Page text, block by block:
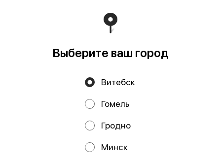
Свидетельство выдано Минским горисполкомом
03.12.2020 г. Интернет-магазин зарегистрирован в
Торговом реестре Республики Беларусь 18.01.2021г.
Публичная оферта
Выберите ваш город
Витебск
Гомель
Гродно
Минск